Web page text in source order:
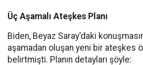
Üç Aşamalı Ateşkes Planı
Biden, Beyaz Saray'daki
aşamadan oluşan yeni bir ateşkes
belirtmişti. Planın detayları şöyle: